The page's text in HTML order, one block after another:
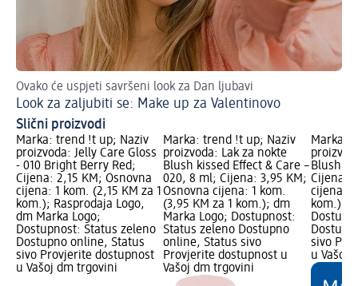
Ovako će uspjeti savršeni look za Dan ljubavi
Look za zaljubiti se: Make up za Valentinovo
Slični proizvodi
Marka: trend !t up; Naziv
proizvoda: Jelly Care Gloss
- 010 Bright Berry Red;
Cijena: 2,15 KM; Osnovna
cijena: 1 kom. (2,15 KM za 1
kom.); Rasprodaja Logo,
dm Marka Logo;
Dostupnost: Status zeleno
Dostupno online, Status
sivo Provjerite dostupnost
u Vašoj dm trgovini
Marka: trend !t up; Naziv
proizvoda: Lak za nokte
Blush kissed Effect & Care –
020, 8 ml; Cijena: 3,95 KM;
Osnovna cijena: 1 kom.
(3,95 KM za 1 kom.); dm
Marka Logo; Dostupnost:
Status zeleno Dostupno
online, Status sivo
Provjerite dostupnost u
Vašoj dm trgovini
Marka:
Blush
Cijena:
cijena: 1
kom.);
sivo
u Vašoj